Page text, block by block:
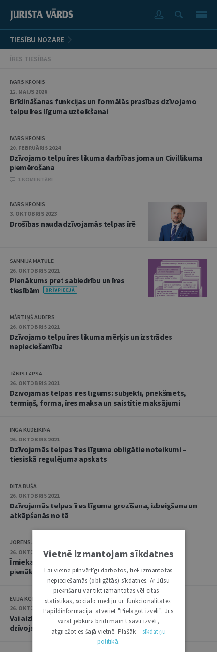
TIESĪBU NOZARE
ĪRES TIESĪBAS
IVARS KRONIS
12. MAIJS 2026
Brīdināšanas funkcijas un formālās prasības dzīvojamo
telpu īres līguma uzteikšanai
IVARS KRONIS
20. FEBRUĀRIS 2024
Dzīvojamo telpu īres likuma darbības joma un Civillikuma
piemērošana
1 KOMENTĀRI
IVARS KRONIS
3. OKTOBRIS 2023
Drošības nauda dzīvojamās telpas īrē
SANNIJA MATULE
26. OKTOBRIS 2021
Pienākums pret sabiedrību un īres
tiesībām
MĀRTIŅŠ AUDERS
26. OKTOBRIS 2021
Dzīvojamo telpu īres likuma mērķis un izstrādes
nepieciešamība
JĀNIS LAPSA
26. OKTOBRIS 2021
Dzīvojamās telpas īres līgums: subjekti, priekšmets,
termiņš, forma, īres maksa un saistītie maksājumi
INGA KUDEIKINA
26. OKTOBRIS 2021
Dzīvojamās telpas īres līguma obligātie noteikumi –
tiesiskā regulējuma apskats
DITA BUŠA
26. OKTOBRIS 2021
Dzīvojamās telpas īres līguma grozīšana, izbeigšana un
atkāpšanās no tā
JORENS JAUNOZOLS
26. OKTOBRIS 2021
Īrnieka un mājoklī iemitināto personu tiesības un
pienākumi
EVIJA KOLBERGA
26. OKTOBRIS 2021
Vai aizliegums izīrētājam netraucēt īrnieku lietot
dzīvojamo telpu ir absolūts
Vietnē izmantojam sīkdatnes
Lai vietne pilnvērtīgi darbotos, tiek izmantotas
nepieciešamās (obligātās) sīkdatnes. Ar Jūsu
piekrišanu var tikt izmantotas vēl citas –
statistikas, sociālo mediju un funkcionalitātes.
Papildinformācijai atveriet "Pielāgot izvēli". Jūs
varat jebkurā brīdī mainīt savu izvēli,
atgriežoties šajā vietnē. Plašāk – sīkdatņu
politikā.